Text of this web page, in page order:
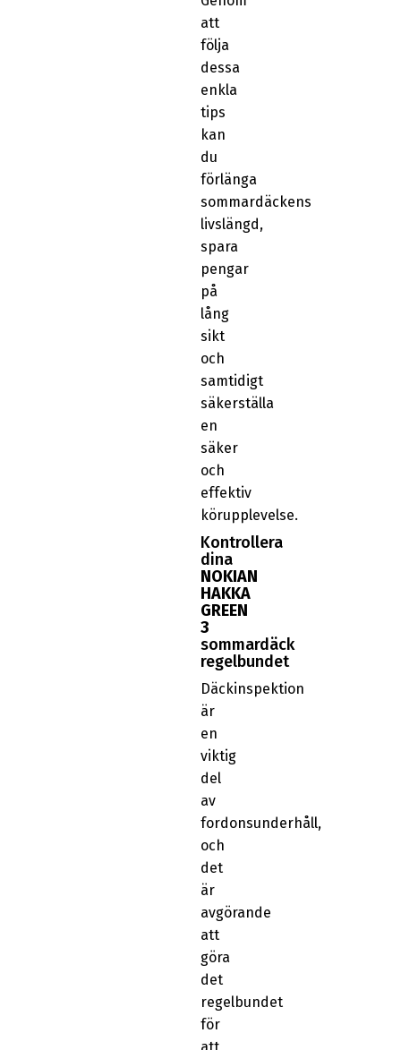
att
följa
dessa
enkla
tips
kan
du
förlänga
sommardäckens
livslängd,
spara
pengar
på
lång
sikt
och
samtidigt
säkerställa
en
säker
och
effektiv
körupplevelse.
Kontrollera
dina
NOKIAN
HAKKA
GREEN
3
sommardäck
regelbundet
Däckinspektion
är
en
viktig
del
av
fordonsunderhåll,
och
det
är
avgörande
att
göra
det
regelbundet
för